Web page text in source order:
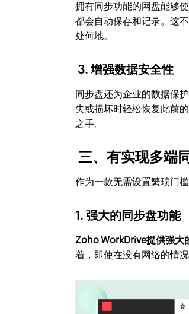
拥有同步功能的网盘能够
都会自动保存和记录。这
处何地。
3. 增强数据安全性
同步盘还为企业的数据保
失或损坏时轻松恢复此前
之手。
三、有实现多端
作为一款无需设置繁琐门
1. 强大的同步盘功能
Zoho WorkDrive提供强大
着，即使在没有网络的情